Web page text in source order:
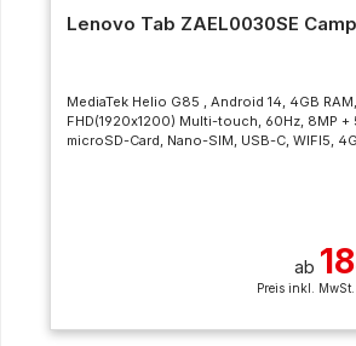
Lenovo Tab ZAEL0030SE
MediaTek Helio G85 , Android 14, 4GB
FHD(1920x1200) Multi-touch, 60Hz, 8MP +
microSD-Card, Nano-SIM, USB-C, WIFI5,
ab
Preis inkl.